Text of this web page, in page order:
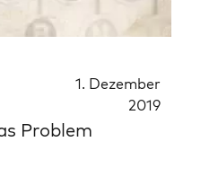
1. Dezember
2019
Problem